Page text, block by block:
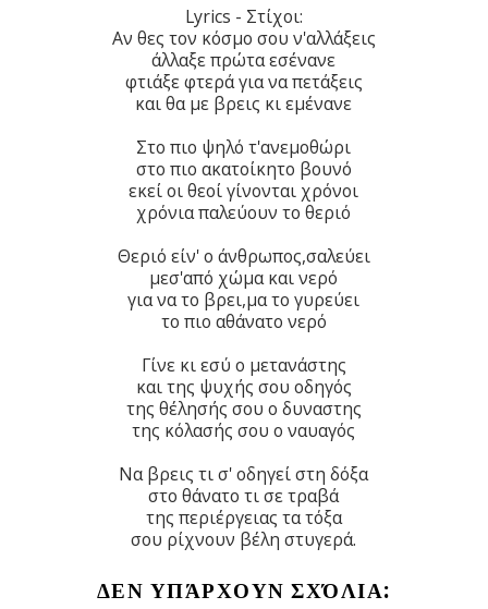
Lyrics - Στίχοι:
Αν θες τον κόσμο σου ν'αλλάξεις
άλλαξε πρώτα εσένανε
φτιάξε φτερά για να πετάξεις
και θα με βρεις κι εμένανε
Στο πιο ψηλό τ'ανεμοθώρι
στο πιο ακατοίκητο βουνό
εκεί οι θεοί γίνονται χρόνοι
χρόνια παλεύουν το θεριό
Θεριό είν' ο άνθρωπος,σαλεύει
μεσ'από χώμα και νερό
για να το βρει,μα το γυρεύει
το πιο αθάνατο νερό
Γίνε κι εσύ ο μετανάστης
και της ψυχής σου οδηγός
της θέλησής σου ο δυναστης
της κόλασής σου ο ναυαγός
Να βρεις τι σ' οδηγεί στη δόξα
στο θάνατο τι σε τραβά
της περιέργειας τα τόξα
σου ρίχνουν βέλη στυγερά.
ΔΕΝ ΥΠΆΡΧΟΥΝ ΣΧΌΛΙΑ: